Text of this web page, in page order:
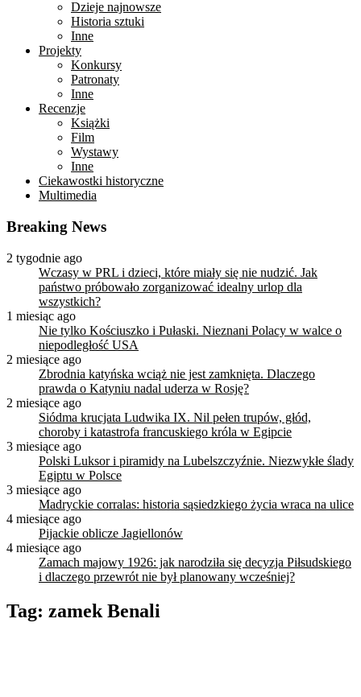
Dzieje najnowsze
Historia sztuki
Inne
Projekty
Konkursy
Patronaty
Inne
Recenzje
Książki
Film
Wystawy
Inne
Ciekawostki historyczne
Multimedia
Breaking News
2 tygodnie ago
Wczasy w PRL i dzieci, które miały się nie nudzić. Jak
państwo próbowało zorganizować idealny urlop dla
wszystkich?
1 miesiąc ago
Nie tylko Kościuszko i Pułaski. Nieznani Polacy w walce o
niepodległość USA
2 miesiące ago
Zbrodnia katyńska wciąż nie jest zamknięta. Dlaczego
prawda o Katyniu nadal uderza w Rosję?
2 miesiące ago
Siódma krucjata Ludwika IX. Nil pełen trupów, głód,
choroby i katastrofa francuskiego króla w Egipcie
3 miesiące ago
Polski Luksor i piramidy na Lubelszczyźnie. Niezwykłe ślady
Egiptu w Polsce
3 miesiące ago
Madryckie corralas: historia sąsiedzkiego życia wraca na ulice
4 miesiące ago
Pijackie oblicze Jagiellonów
4 miesiące ago
Zamach majowy 1926: jak narodziła się decyzja Piłsudskiego
i dlaczego przewrót nie był planowany wcześniej?
Tag: zamek Benali